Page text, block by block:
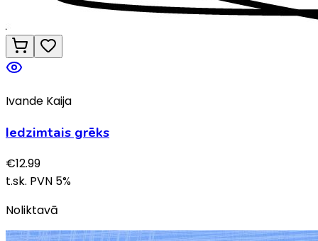
Ivande Kaija
Iedzimtais grēks
€12.99
t.sk. PVN 5%
Noliktavā